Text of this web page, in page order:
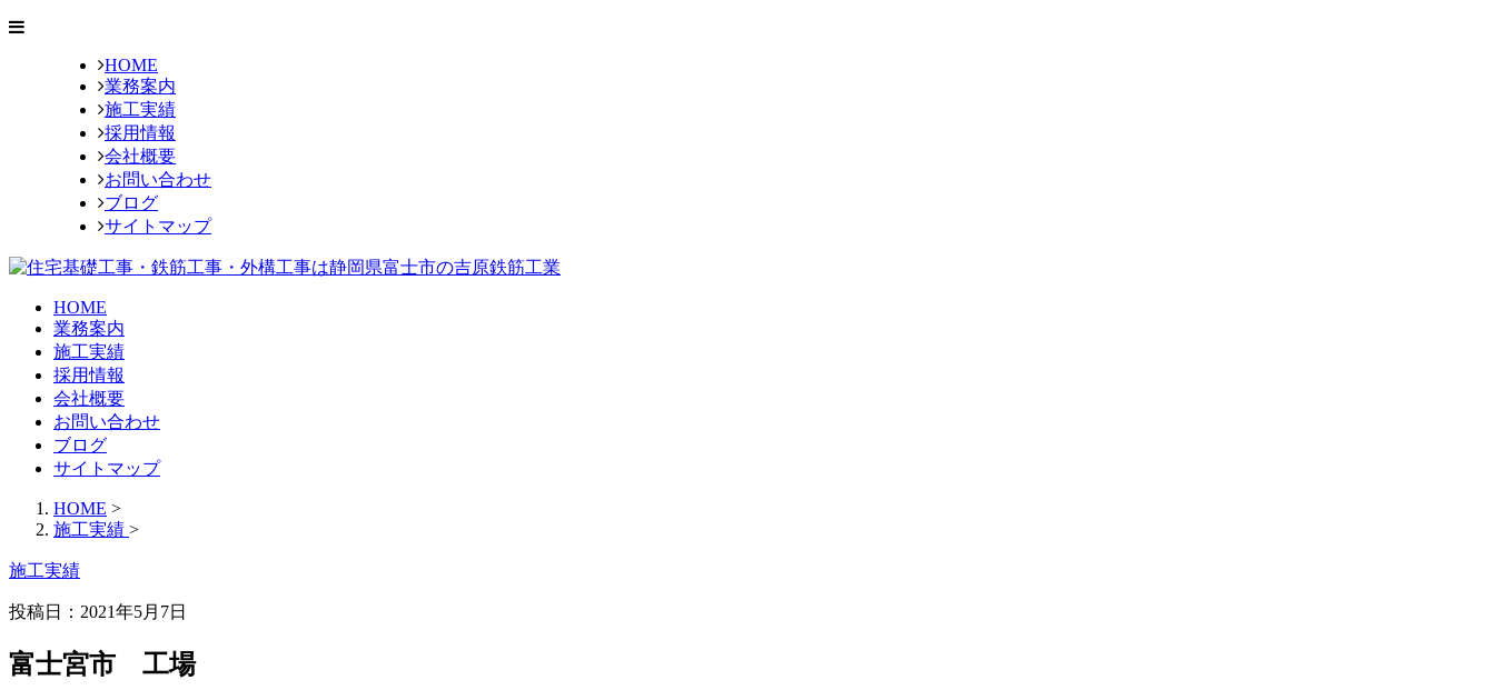
HOME
業務案内
施工実績
採用情報
会社概要
お問い合わせ
ブログ
サイトマップ
HOME
業務案内
施工実績
採用情報
会社概要
お問い合わせ
ブログ
サイトマップ
HOME >
施工実績 >
施工実績
投稿日：2021年5月7日
富士宮市 工場